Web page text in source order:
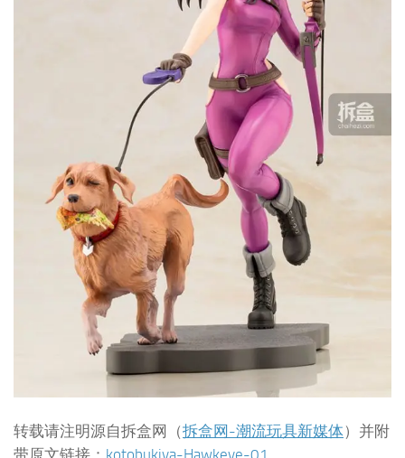
转载请注明源自拆盒网（拆盒网-潮流玩具新媒体）并附
带原文链接： kotobukiya-Hawkeye-01